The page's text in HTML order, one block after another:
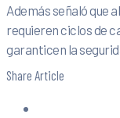
Además señaló que
requieren ciclos de
garanticen la
Share Article